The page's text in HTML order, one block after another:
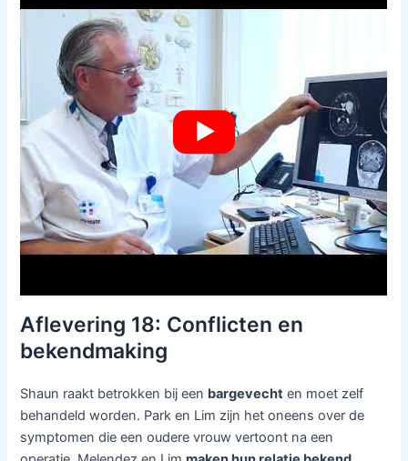
Aflevering 18: Conflicten en
bekendmaking
Shaun raakt betrokken bij een bargevecht en moet zelf
behandeld worden. Park en Lim zijn het oneens over de
symptomen die een oudere vrouw vertoont na een